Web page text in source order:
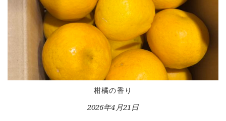
柑橘の香り
2026年4月21日